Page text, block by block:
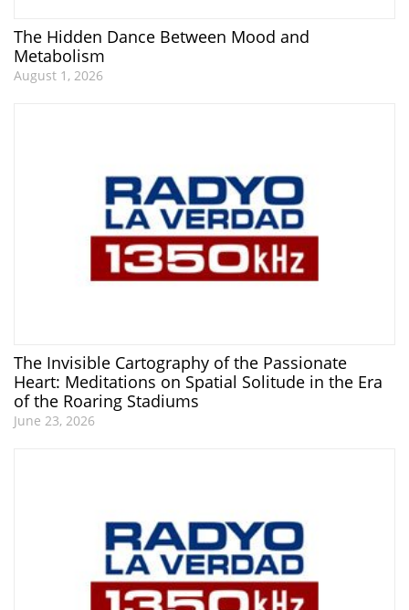
The Hidden Dance Between Mood and
Metabolism
August 1, 2026
The Invisible Cartography of the Passionate
Heart: Meditations on Spatial Solitude in the Era
of the Roaring Stadiums
June 23, 2026